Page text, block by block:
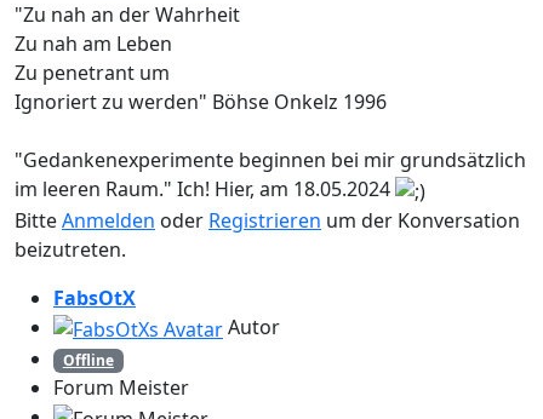
"Zu nah an der Wahrheit
Zu nah am Leben
Zu penetrant um
Ignoriert zu werden" Böhse Onkelz 1996
"Gedankenexperimente beginnen bei mir grundsätzlich
im leeren Raum." Ich! Hier, am 18.05.2024
BitteAnmelden oder Registrieren um der Konversation
beizutreten.
FabsOtX
Autor
Offline
Forum Meister